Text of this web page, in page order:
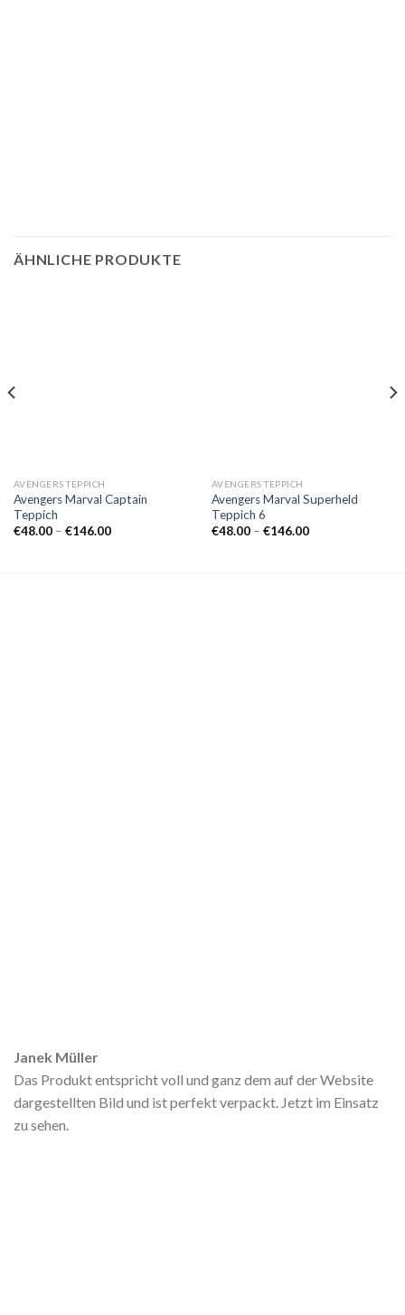
ÄHNLICHE PRODUKTE
AVENGERS TEPPICH
Avengers Marval Captain
Teppich
€48.00 – €146.00Preisspanne:
AVENGERS TEPPICH
Avengers Marval Superheld
Teppich 6
€48.00 – €146.00Preisspanne:
Janek Müller
Das Produkt entspricht voll und ganz dem auf der Website
dargestellten Bild und ist perfekt verpackt. Jetzt im Einsatz
zu sehen.